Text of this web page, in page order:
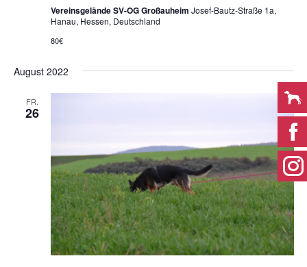
Vereinsgelände SV-OG Großauheim Josef-Bautz-Straße 1a,
Hanau, Hessen, Deutschland
80€
August 2022
FR.
26